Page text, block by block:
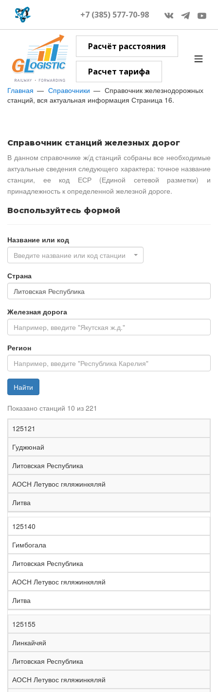
+7 (385) 577-70-98
Расчёт расстояния
Расчет тарифа
Главная Справочники
Справочник железнодорожных
станций, вся актуальная информация Страница 16.
Справочник станций железных дорог
В данном справочнике ж/д станций собраны все необходимые
актуальные сведения следующего характера: точное название
станции, ее код ЕСР (Единой сетевой разметки) и
принадлежность к определенной железной дороге.
Воспользуйтесь формой
Название или код
Введите название или код станции
Страна
Железная дорога
Регион
Найти
Показано станций 10 из 221
К
о
д
Н
а
з
в
а
н
и
е
т
а
н
а
е
е
з
н
а
я
о
о
а
е
и
н
125121
Гуджюнай
Литовская Республика
АОСН Летувос гяляжинкяляй
Литва
125140
Гимбогала
Литовская Республика
АОСН Летувос гяляжинкяляй
Литва
125155
Линкайчяй
Литовская Республика
АОСН Летувос гяляжинкяляй